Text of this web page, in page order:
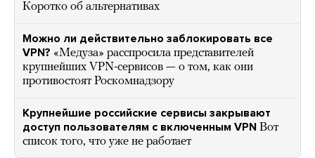
Коротко об альтернативах
Можно ли действительно заблокировать все
VPN? «Медуза» расспросила представителей
крупнейших VPN-сервисов — о том, как они
противостоят Роскомнадзору
Крупнейшие российские сервисы закрывают
доступ пользователям с включенным VPN Вот
список того, что уже не работает